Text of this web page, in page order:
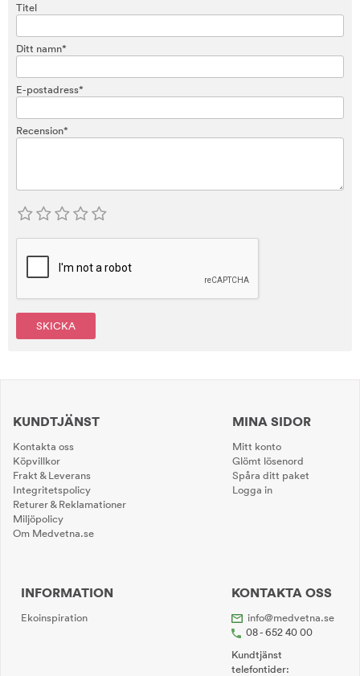
Titel
Ditt namn*
E-postadress*
Recension*
SKICKA
KUNDTJÄNST
Kontakta oss
Köpvillkor
Frakt & Leverans
Integritetspolicy
Returer & Reklamationer
Miljöpolicy
Om Medvetna.se
MINA SIDOR
Mitt konto
Glömt lösenord
Spåra ditt paket
Logga in
INFORMATION
Ekoinspiration
KONTAKTA OSS
info@medvetna.se
08 - 652 40 00
Kundtjänst
telefontider: